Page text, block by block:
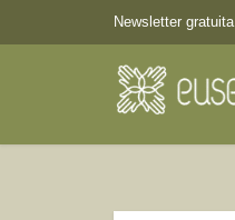
Newsletter gratuita